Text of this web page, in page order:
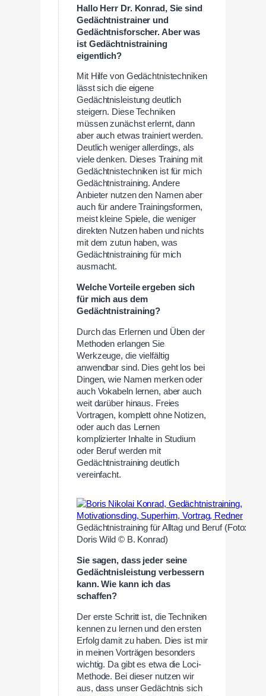
Hallo Herr Dr. Konrad, Sie sind
Gedächtnistrainer und
Gedächtnisforscher. Aber was
ist Gedächtnistraining
eigentlich?
Mit Hilfe von Gedächtnistechniken
lässt sich die eigene
Gedächtnisleistung deutlich
steigern. Diese Techniken
müssen zunächst erlernt, dann
aber auch etwas trainiert werden.
Deutlich weniger allerdings, als
viele denken. Dieses Training mit
Gedächtnistechniken ist für mich
Gedächtnistraining. Andere
Anbieter nutzen den Namen aber
auch für andere Trainingsformen,
meist kleine Spiele, die weniger
direkten Nutzen haben und nichts
mit dem zutun haben, was
Gedächtnistraining für mich
ausmacht.
Welche Vorteile ergeben sich
für mich aus dem
Gedächtnistraining?
Durch das Erlernen und Üben der
Methoden erlangen Sie
Werkzeuge, die vielfältig
anwendbar sind. Dies geht los bei
Dingen, wie Namen merken oder
auch Vokabeln lernen, aber auch
weit darüber hinaus. Freies
Vortragen, komplett ohne Notizen,
oder auch das Lernen
komplizierter Inhalte in Studium
oder Beruf werden mit
Gedächtnistraining deutlich
vereinfacht.
Gedächtnistraining für Alltag und Beruf (Foto:
Doris Wild © B. Konrad)
Sie sagen, dass jeder seine
Gedächtnisleistung verbessern
kann. Wie kann ich das
schaffen?
Der erste Schritt ist, die Techniken
kennen zu lernen und den ersten
Erfolg damit zu haben. Dies ist mir
in meinen Vorträgen besonders
wichtig. Da gibt es etwa die Loci-
Methode. Bei dieser nutzen wir
aus, dass unser Gedächtnis sich